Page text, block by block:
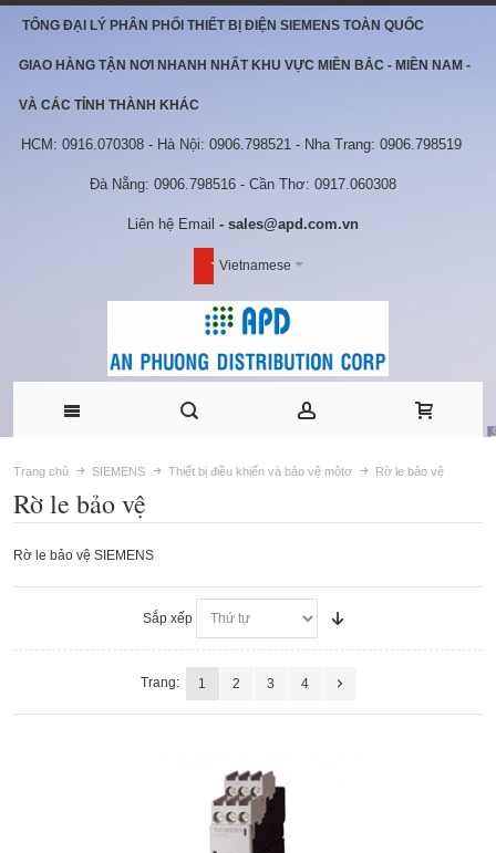
TỔNG ĐẠI LÝ PHÂN PHỐI THIẾT BỊ ĐIỆN SIEMENS TOÀN QUỐC
GIAO HÀNG TẬN NƠI NHANH NHẤT KHU VỰC MIỀN BẮC - MIỀN NAM -
VÀ CÁC TỈNH THÀNH KHÁC
HCM: 0916.070308 - Hà Nội: 0906.798521 - Nha Trang: 0906.798519
Đà Nẵng: 0906.798516 - Cần Thơ: 0917.060308
Liên hệ Email - sales@apd.com.vn
Vietnamese
Trang chủ SIEMENS Thiết bị điều khiển và bảo vệ môtơ Rờ le bảo vệ
Rờ le bảo vệ
Rờ le bảo vệ SIEMENS
Sắp xếp
Trang: 1 2 3 4